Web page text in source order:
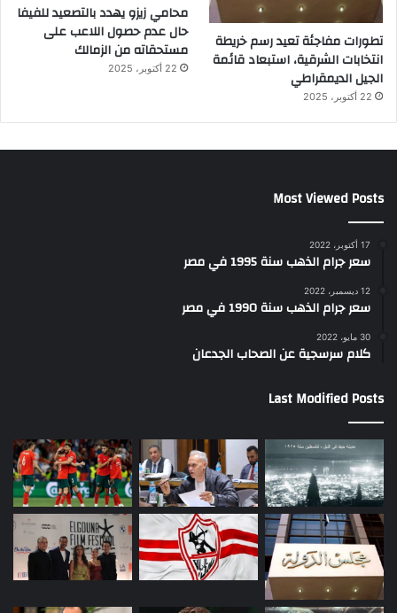
تطورات مفاجئة تعيد رسم خريطة
انتخابات الشرقية، استبعاد قائمة
الجيل الديمقراطي
22 أكتوبر، 2025
محامي زيزو يهدد بالتصعيد للفيفا
حال عدم حصول اللاعب على
مستحقاته من الزمالك
22 أكتوبر، 2025
Most Viewed Posts
17 أكتوبر، 2022
سعر جرام الذهب سنة 1995 في مصر
12 ديسمبر، 2022
سعر جرام الذهب سنة 1990 في مصر
30 مايو، 2022
كلام سرسجية عن الصحاب الجدعان
Last Modified Posts